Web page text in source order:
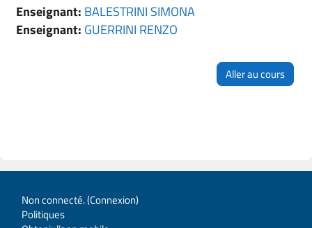
Enseignant: BALESTRINI SIMONA
Enseignant: GUERRINI RENZO
Aller au cours
Non connecté. (Connexion)
Politiques